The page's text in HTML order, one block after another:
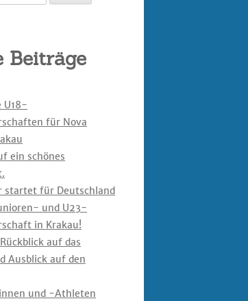
Beiträge
U18-
für Nova
ein schönes
startet für Deutschland
und U23-
in Krakau!
auf das
Ausblick auf den
und -Athleten